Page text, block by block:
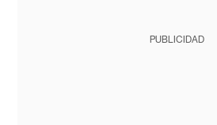
PUBLICIDAD